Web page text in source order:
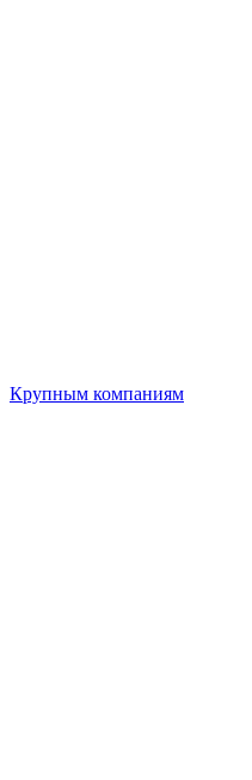
Крупным компаниям